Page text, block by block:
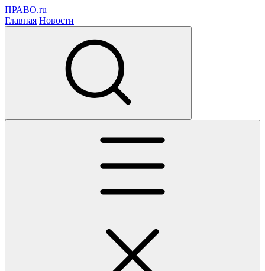
ПРАВО.ru
Главная Новости